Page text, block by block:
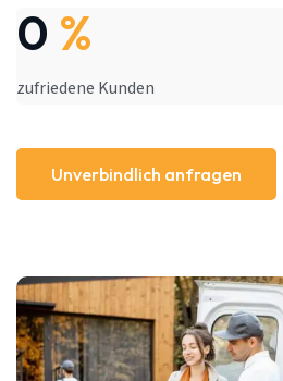
0 %
zufriedene Kunden
Unverbindlich anfragen